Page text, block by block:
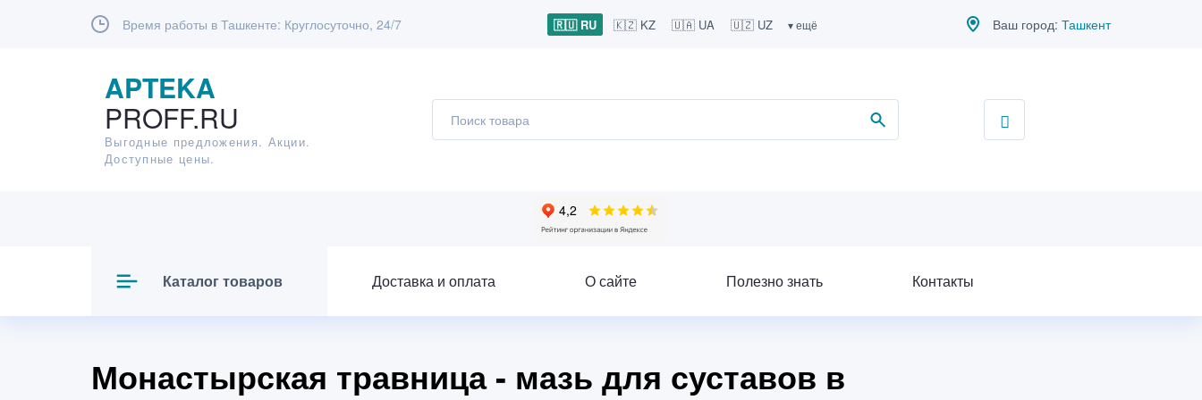
Время работы в Ташкенте: Круглосуточно, 24/7 🇷🇺 RU 🇰🇿 KZ 🇺🇦 UA 🇺🇿 UZ ▾ ещё Ваш город: Ташкент
APTEKA
PROFF.RU
Выгодные предложения. Акции.
Доступные цены.
Каталог товаров Доставка и оплата О сайте Полезно знать Контакты
Монастырская травница - мазь для суставов в